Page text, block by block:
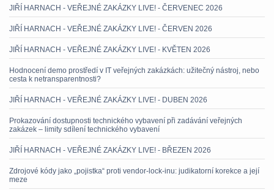
JIŘÍ HARNACH - VEŘEJNÉ ZAKÁZKY LIVE! - ČERVENEC 2026
JIŘÍ HARNACH - VEŘEJNÉ ZAKÁZKY LIVE! - ČERVEN 2026
JIŘÍ HARNACH - VEŘEJNÉ ZAKÁZKY LIVE! - KVĚTEN 2026
Hodnocení demo prostředí v IT veřejných zakázkách: užitečný nástroj, nebo
cesta k netransparentnosti?
JIŘÍ HARNACH - VEŘEJNÉ ZAKÁZKY LIVE! - DUBEN 2026
Prokazování dostupnosti technického vybavení při zadávání veřejných
zakázek – limity sdílení technického vybavení
JIŘÍ HARNACH - VEŘEJNÉ ZAKÁZKY LIVE! - BŘEZEN 2026
Zdrojové kódy jako „pojistka“ proti vendor-lock-inu: judikatorní korekce a její
meze